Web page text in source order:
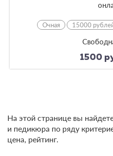
Очная 15000
1500
На этой странице вы
и педикюра по ряду
цена, рейтинг.